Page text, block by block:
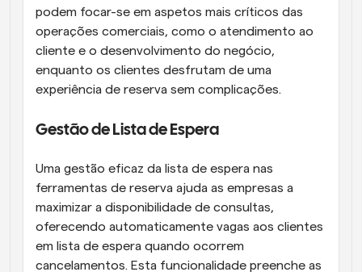
podem focar-se em aspetos mais críticos das
operações comerciais, como o atendimento ao
cliente e o desenvolvimento do negócio,
enquanto os clientes desfrutam de uma
experiência de reserva sem complicações.
Gestão de Lista de Espera
Uma gestão eficaz da lista de espera nas
ferramentas de reserva ajuda as empresas a
maximizar a disponibilidade de consultas,
oferecendo automaticamente vagas aos clientes
em lista de espera quando ocorrem
cancelamentos. Esta funcionalidade preenche as